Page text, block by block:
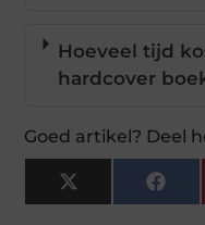
Hoeveel tijd
hardcover
Goed artikel? Deel
X
(Twitter)